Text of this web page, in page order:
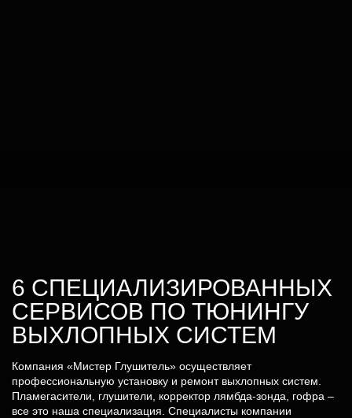
6 СПЕЦИАЛИЗИРОВАННЫХ
СЕРВИСОВ ПО ТЮНИНГУ
ВЫХЛОПНЫХ СИСТЕМ
Компания «Мистер Глушитель» осуществляет
профессиональную установку и ремонт выхлопных систем.
Пламегасители, глушители, корректор лямбда-зонда, гофра –
все это наша специализация. Специалисты компании